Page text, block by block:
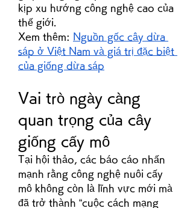
kịp xu hướng công nghệ cao của
thế giới.
Xem thêm:
Nguồn gốc cây dừa
sáp ở Việt Nam và giá trị đặc biệt
của giống dừa sáp
Vai trò ngày càng
quan trọng của cây
giống cấy mô
Tại hội thảo, các báo cáo nhấn
mạnh rằng công nghệ nuôi cấy
mô không còn là lĩnh vực mới mà
đã trở thành “cuộc cách mạng